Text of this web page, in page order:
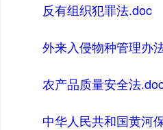
反有组织犯罪法.doc
外来入侵物种管理办
农产品质量安全法
中华人民共和国黄河